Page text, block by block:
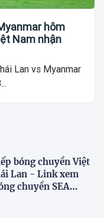
hôm
Nam nhận
Lan vs Myanmar
bóng chuyền Việt
Lan - Link xem
chuyền SEA
hôm nay 9/8